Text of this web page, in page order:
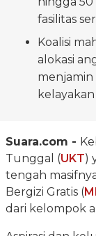
fasilitas
Koalisi
alokasi
menjamin
Suara.com -
Tunggal (UKT)
tengah
Bergizi Gratis (
dari kelompok